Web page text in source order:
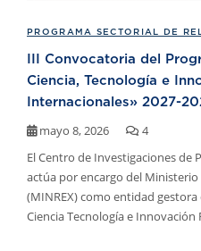
PROGRAMA SECTORIAL DE
III Convocatoria del
Ciencia, Tecnología e
Internacionales» 2027-
mayo 8, 2026
4
El Centro de Investigaciones de
actúa por encargo del Ministerio
(MINREX) como entidad
Ciencia Tecnología e